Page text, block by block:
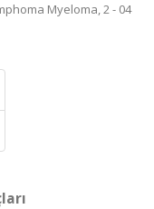
Myeloma, 2 - 04